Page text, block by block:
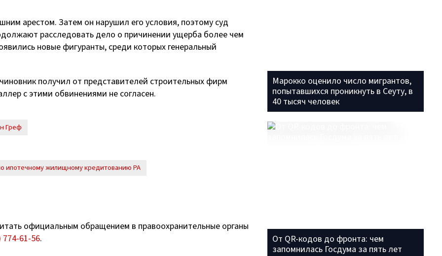
арестом. Затем он нарушил его условия, поэтому суд
расследовать дело о причинении ущерба более чем
новые фигуранты, среди которых генеральный
получил от представителей строительных фирм
с этими обвинениями не согласен.
Греф
ипотечному жилищному кредитованию РА
официальным обращением в правоохранительные органы
774-61-56.
Марокко оценило число мигрантов,
попытавшихся проникнуть в Сеуту, в
40 тысяч человек
От QR-кодов до фронта: чем
запомнилась Госдума за пять лет